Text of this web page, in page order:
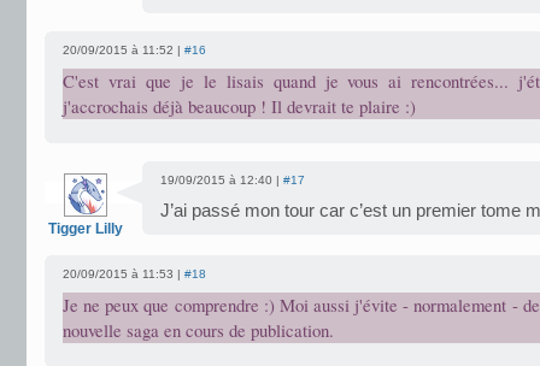
20/09/2015 à 11:52 | #16
C'est vrai que je le lisais quand je vous ai rencontrées...
j'accrochais déjà beaucoup ! Il devrait te plaire :)
Tigger Lilly
19/09/2015 à 12:40 | #17
J’ai passé mon tour car c’est un premier tome
20/09/2015 à 11:53 | #18
Je ne peux que comprendre :) Moi aussi j'évite - normalement -
nouvelle saga en cours de publication.